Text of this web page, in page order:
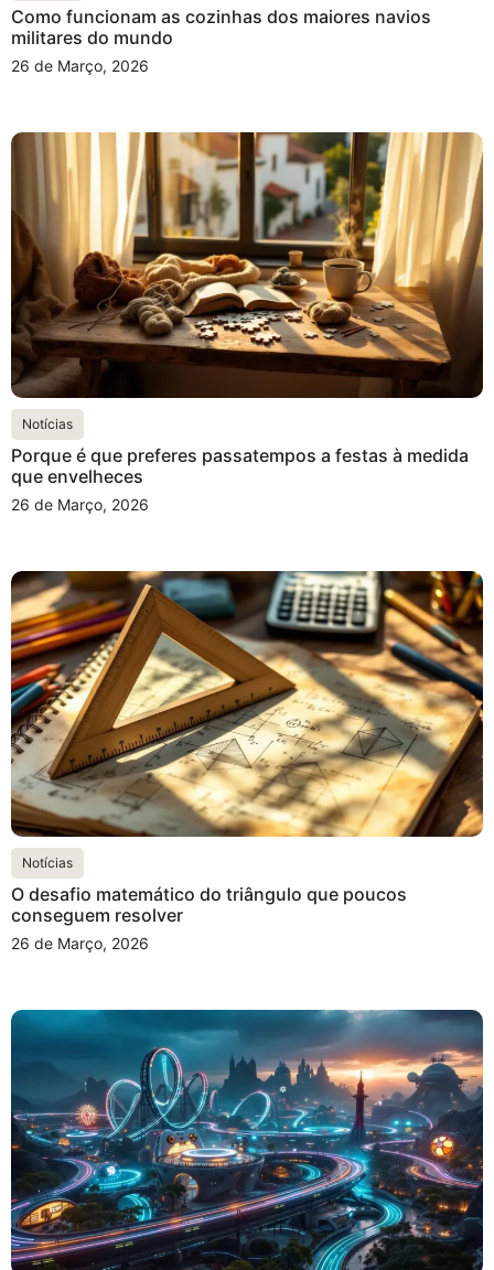
Como funcionam as cozinhas dos maiores navios
militares do mundo
26 de Março, 2026
Notícias
Porque é que preferes passatempos a festas à medida
que envelheces
26 de Março, 2026
Notícias
O desafio matemático do triângulo que poucos
conseguem resolver
26 de Março, 2026